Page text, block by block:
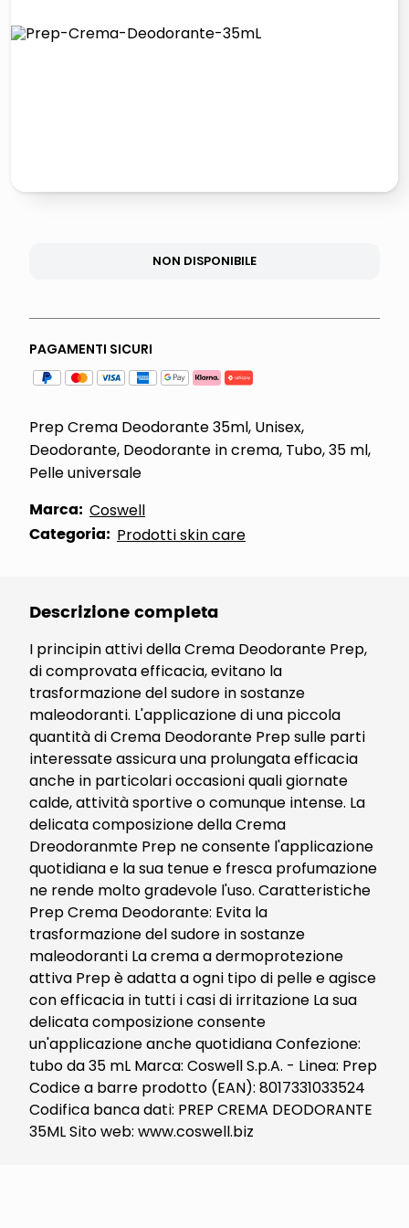
NON DISPONIBILE
PAGAMENTI SICURI
Prep Crema Deodorante 35ml, Unisex,
Deodorante, Deodorante in crema, Tubo, 35 ml,
Pelle universale
Marca: Coswell
Categoria: Prodotti skin care
Descrizione completa
I principin attivi della Crema Deodorante Prep,
di comprovata efficacia, evitano la
trasformazione del sudore in sostanze
maleodoranti. L'applicazione di una piccola
quantità di Crema Deodorante Prep sulle parti
interessate assicura una prolungata efficacia
anche in particolari occasioni quali giornate
calde, attività sportive o comunque intense. La
delicata composizione della Crema
Dreodoranmte Prep ne consente l'applicazione
quotidiana e la sua tenue e fresca profumazione
ne rende molto gradevole l'uso. Caratteristiche
Prep Crema Deodorante: Evita la
trasformazione del sudore in sostanze
maleodoranti La crema a dermoprotezione
attiva Prep è adatta a ogni tipo di pelle e agisce
con efficacia in tutti i casi di irritazione La sua
delicata composizione consente
un'applicazione anche quotidiana Confezione:
tubo da 35 mL Marca: Coswell S.p.A. - Linea: Prep
Codice a barre prodotto (EAN): 8017331033524
Codifica banca dati: PREP CREMA DEODORANTE
35ML Sito web: www.coswell.biz